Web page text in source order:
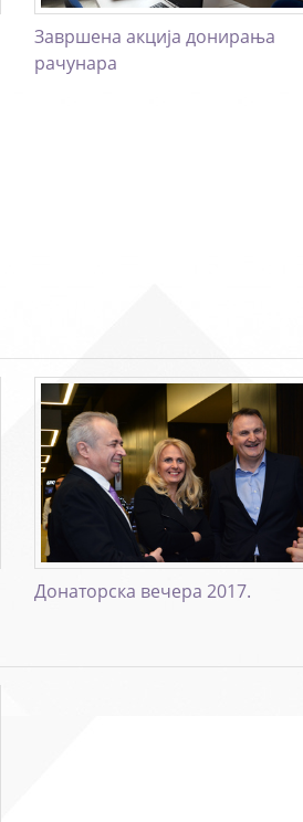
Завршена акција донирања
рачунара
Донаторска вечера 2017.